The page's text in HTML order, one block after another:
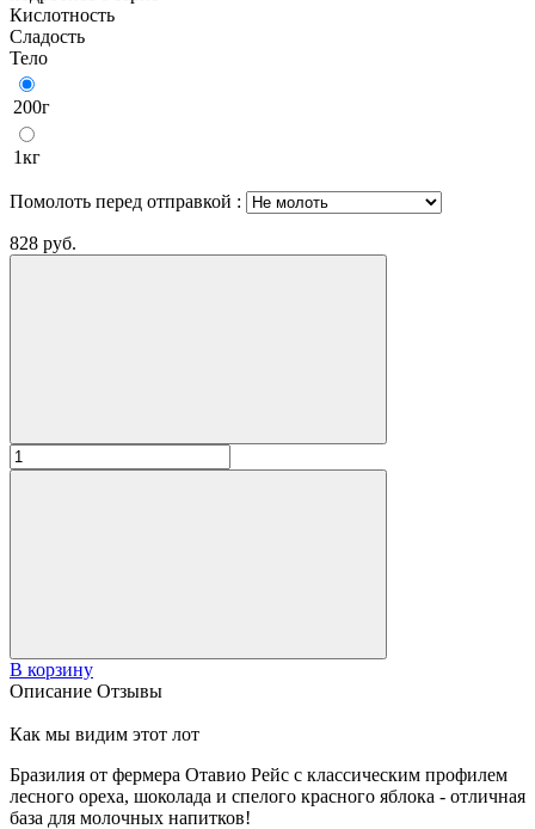
Кислотность
Сладость
Тело
200г
1кг
Помолоть перед отправкой :
828 руб.
В корзину
Описание Отзывы
Как мы видим этот лот
Бразилия от фермера Отавио Рейс с классическим профилем
лесного ореха, шоколада и спелого красного яблока - отличная
база для молочных напитков!